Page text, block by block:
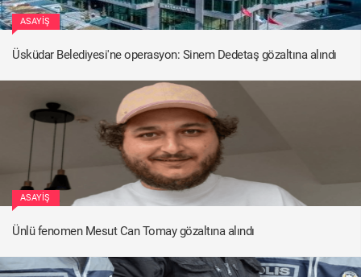
ASAYIŞ
Üsküdar Belediyesi'ne operasyon: Sinem Dedetaş gözaltına alındı
ASAYIŞ
Ünlü fenomen Mesut Can Tomay gözaltına alındı